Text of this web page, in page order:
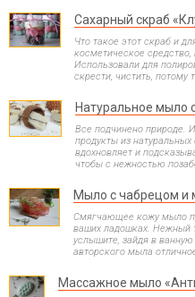
Сахарный скраб
Что такое этот скраб и
косметическое
Использовали для
скрести, чистить, потому
Натуральное мыло
Все подчинено природе.
продукты из
вдохновляет и
чтобы с нежностью
Мыло с чабрецом и
Смягчающее кожу мыло
ваших ладошках. Нежный
услышите, зайдя в
авторского мыла
Массажное мыло